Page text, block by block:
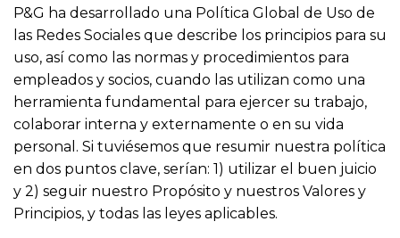
P&G ha desarrollado una Política Global de Uso de
las Redes Sociales que describe los principios para su
uso, así como las normas y procedimientos para
empleados y socios, cuando las utilizan como una
herramienta fundamental para ejercer su trabajo,
colaborar interna y externamente o en su vida
personal. Si tuviésemos que resumir nuestra política
en dos puntos clave, serían: 1) utilizar el buen juicio
y 2) seguir nuestro Propósito y nuestros Valores y
Principios, y todas las leyes aplicables.